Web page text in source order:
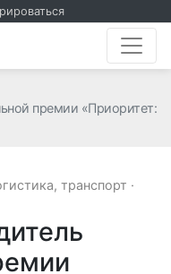
премии «Приоритет:
транспорт ·